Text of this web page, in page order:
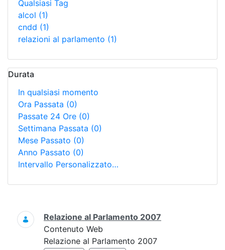
Qualsiasi Tag
alcol (1)
cndd (1)
relazioni al parlamento (1)
Durata
In qualsiasi momento
Ora Passata (0)
Passate 24 Ore (0)
Settimana Passata (0)
Mese Passato (0)
Anno Passato (0)
Intervallo Personalizzato…
Ricerca
Relazione al Parlamento 2007
Contenuto Web
Relazione al Parlamento 2007